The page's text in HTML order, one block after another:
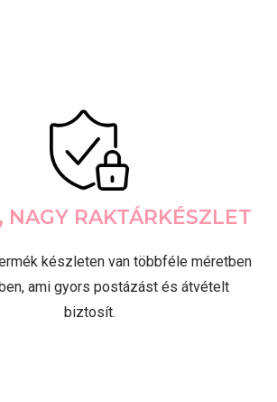
NAGY RAKTÁRKÉSZLET
készleten van többféle méretben
ami gyors postázást és átvételt
biztosít.